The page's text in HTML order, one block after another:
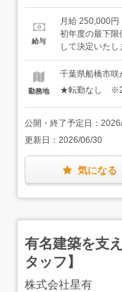
ルハウスなど
の建築のため
るのが好き」「
のスタッフ4名
や設計、事務
「若手の活気・
ンスの良い雰囲
卒など未経験の
給与
月給 250,000
初年度の最下限
して決定いた
収405万円／23
年収620万円／
歳年収740万円
勤務地
千葉県船橋市咲
★転勤なし
公開・終了予定日：
更新日： 2026/06/30
気になる
有名建築を支
タッフ】
株式会社星有